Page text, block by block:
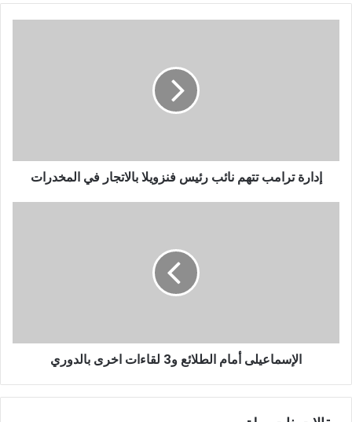
إدارة ترامب تتهم نائب رئيس فنزويلا بالاتجار في المخدرات
الإسماعيلى أمام الطلائع و3 لقاءات اخرى بالدوري